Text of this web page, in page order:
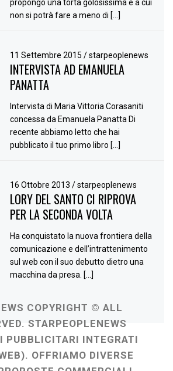
propongo una torta golosissima e a cui
non si potrà fare a meno di […]
11 Settembre 2015/ starpeoplenews
INTERVISTA AD EMANUELA
PANATTA
Intervista di Maria Vittoria Corasaniti
concessa da Emanuela Panatta Di
recente abbiamo letto che hai
pubblicato il tuo primo libro […]
16 Ottobre 2013/ starpeoplenews
LORY DEL SANTO CI RIPROVA
PER LA SECONDA VOLTA
Ha conquistato la nuova frontiera della
comunicazione e dell’intrattenimento
sul web con il suo debutto dietro una
macchina da presa. […]
COPYRIGHT © ALL
STARPEOPLENEWS
PUBBLICITARI INTEGRATI
OFFRIAMO DIVERSE